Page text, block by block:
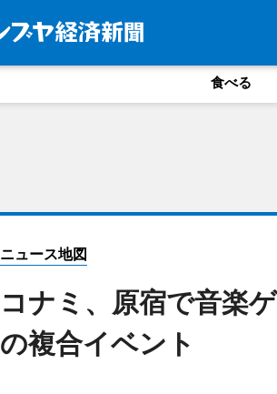
食べる
ニュース地図
コナミ、原宿で音楽
の複合イベント